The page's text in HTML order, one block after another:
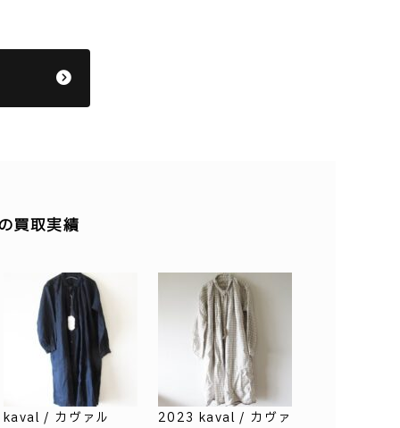
買取実績
kaval / カヴァル
2023 kaval / カヴァ